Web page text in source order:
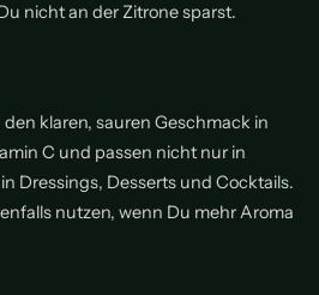
nicht an der Zitrone sparst.
klaren, sauren Geschmack in
C und passen nicht nur in
Dressings, Desserts und Cocktails.
nutzen, wenn Du mehr Aroma